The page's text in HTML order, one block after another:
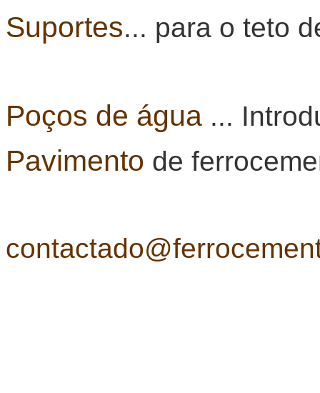
Suportes... para o teto
Poços de água ...
Pavimento de